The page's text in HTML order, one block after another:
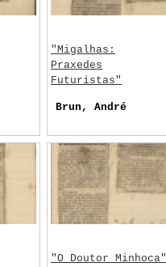
"Migalhas:
Praxedes
Futuristas"
Brun, André
"O Doutor Minhoca"